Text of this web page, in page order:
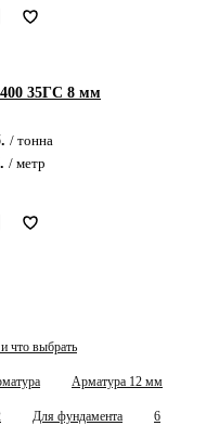
35ГС 8 мм
/ тонна
/ метр
что выбрать
Арматура 12 мм
Для фундамента 6